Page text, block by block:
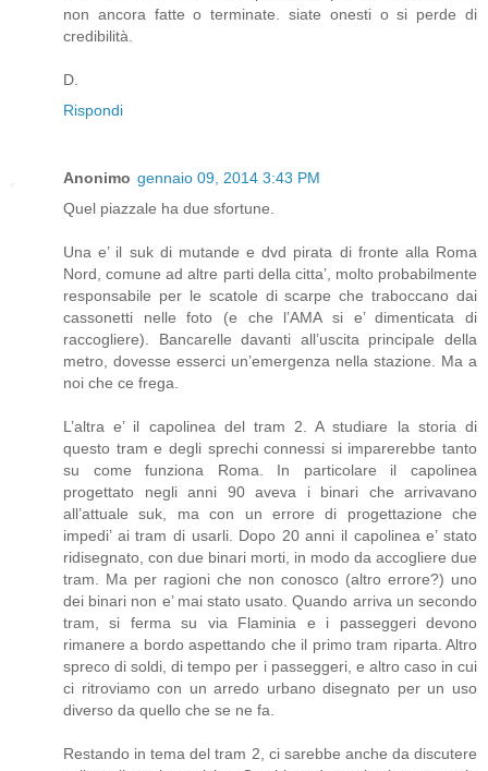
non ancora fatte o terminate. siate onesti o si perde di
credibilità.
D.
Rispondi
Anonimo gennaio 09, 2014 3:43 PM
Quel piazzale ha due sfortune.
Una e’ il suk di mutande e dvd pirata di fronte alla Roma
Nord, comune ad altre parti della citta’, molto probabilmente
responsabile per le scatole di scarpe che traboccano dai
cassonetti nelle foto (e che l’AMA si e’ dimenticata di
raccogliere). Bancarelle davanti all’uscita principale della
metro, dovesse esserci un’emergenza nella stazione. Ma a
noi che ce frega.
L’altra e’ il capolinea del tram 2. A studiare la storia di
questo tram e degli sprechi connessi si imparerebbe tanto
su come funziona Roma. In particolare il capolinea
progettato negli anni 90 aveva i binari che arrivavano
all’attuale suk, ma con un errore di progettazione che
impedi’ ai tram di usarli. Dopo 20 anni il capolinea e’ stato
ridisegnato, con due binari morti, in modo da accogliere due
tram. Ma per ragioni che non conosco (altro errore?) uno
dei binari non e’ mai stato usato. Quando arriva un secondo
tram, si ferma su via Flaminia e i passeggeri devono
rimanere a bordo aspettando che il primo tram riparta. Altro
spreco di soldi, di tempo per i passeggeri, e altro caso in cui
ci ritroviamo con un arredo urbano disegnato per un uso
diverso da quello che se ne fa.
Restando in tema del tram 2, ci sarebbe anche da discutere